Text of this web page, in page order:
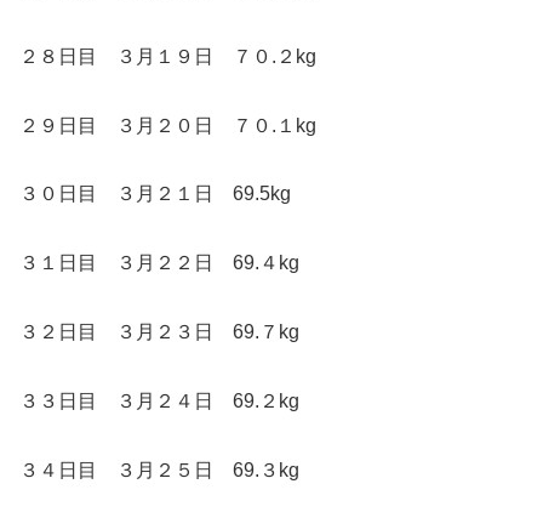
２８日目 ３月１９日 ７０.２kg
２９日目 ３月２０日 ７０.１kg
３０日目 ３月２１日 69.5kg
３１日目 ３月２２日 69.４kg
３２日目 ３月２３日 69.７kg
３３日目 ３月２４日 69.２kg
３４日目 ３月２５日 69.３kg